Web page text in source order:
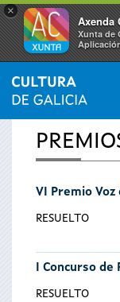
×
Axenda
Xunta de
Se
encuentra
usted
INICIO
VI Premio
RESUELTO
I Concurso
RESUELTO